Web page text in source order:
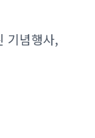
기념행사,